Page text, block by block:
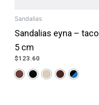
Sandalias
Sandalias eyna – taco
5 cm
$123.60